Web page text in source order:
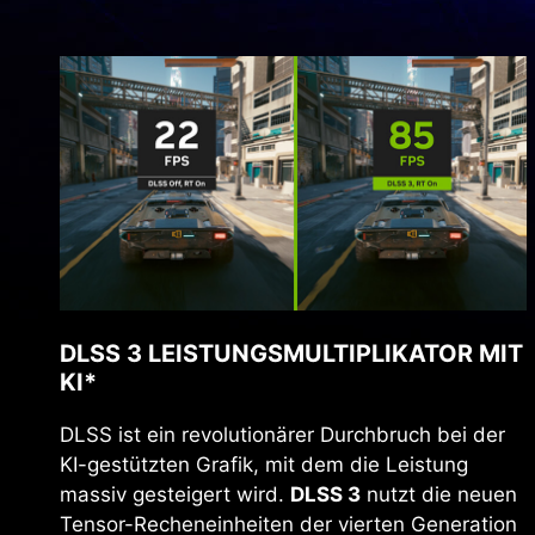
DLSS 3 LEISTUNGSMULTIPLIKATOR MIT
KI*
DLSS ist ein revolutionärer Durchbruch bei der
KI-gestützten Grafik, mit dem die Leistung
massiv gesteigert wird. DLSS 3 nutzt die neuen
Tensor-Recheneinheiten der vierten Generation